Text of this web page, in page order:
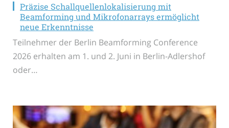
Präzise Schallquellenlokalisierung mit
Beamforming und Mikrofonarrays ermöglicht
neue Erkenntnisse
Teilnehmer der Berlin Beamforming Conference
2026 erhalten am 1. und 2. Juni in Berlin-Adlershof
oder…